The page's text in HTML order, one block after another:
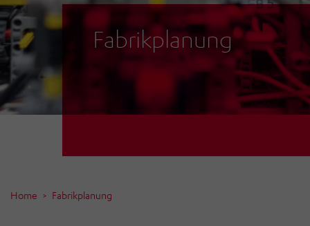
Fabrikplanung
Home Fabrikplanung